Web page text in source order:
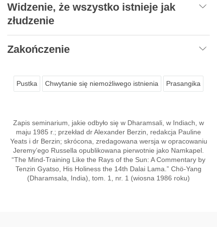
Widzenie, że wszystko istnieje jak
złudzenie
Zakończenie
Pustka Chwytanie się niemożliwego istnienia Prasangika
Zapis seminarium, jakie odbyło się w Dharamsali, w Indiach, w
maju 1985 r.; przekład dr Alexander Berzin, redakcja Pauline
Yeats i dr Berzin; skrócona, zredagowana wersja w opracowaniu
Jeremy’ego Russella opublikowana pierwotnie jako Namkapel.
“The Mind-Training Like the Rays of the Sun: A Commentary by
Tenzin Gyatso, His Holiness the 14th Dalai Lama.” Chö-Yang
(Dharamsala, India), tom. 1, nr. 1 (wiosna 1986 roku)